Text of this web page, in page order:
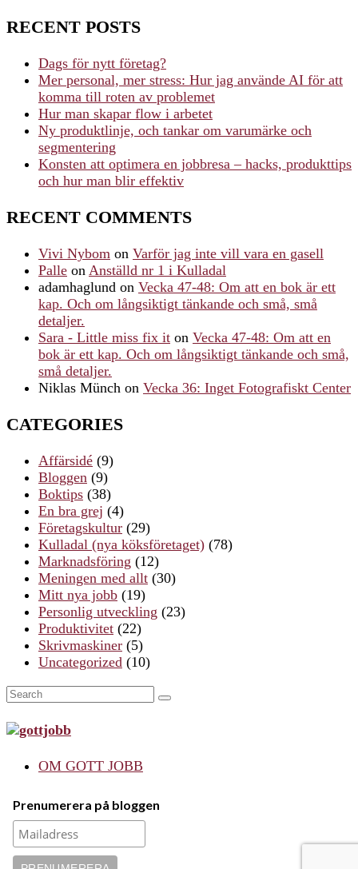
RECENT POSTS
Dags för nytt företag?
Mer personal, mer stress: Hur jag använde AI för att
komma till roten av problemet
Hur man skapar flow i arbetet
Ny produktlinje, och tankar om varumärke och
segmentering
Konsten att optimera en jobbresa – hacks, produkttips
och hur man blir effektiv
RECENT COMMENTS
Vivi Nybom on Varför jag inte vill vara en gasell
Palle on Anställd nr 1 i Kulladal
adamhaglund on Vecka 47-48: Om att en bok är ett
kap. Och om långsiktigt tänkande och små, små
detaljer.
Sara - Little miss fix it on Vecka 47-48: Om att en
bok är ett kap. Och om långsiktigt tänkande och små,
små detaljer.
Niklas Münch on Vecka 36: Inget Fotografiskt Center
CATEGORIES
Affärsidé (9)
Bloggen (9)
Boktips (38)
En bra grej (4)
Företagskultur (29)
Kulladal (nya köksföretaget) (78)
Marknadsföring (12)
Meningen med allt (30)
Mitt nya jobb (19)
Personlig utveckling (23)
Produktivitet (22)
Skrivmaskiner (5)
Uncategorized (10)
Search
SEARCH
OM GOTT JOBB
Prenumerera på bloggen